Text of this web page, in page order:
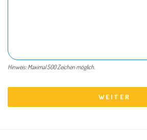
Hinweis: Maximal 500 Zeichen möglich.
WEITER